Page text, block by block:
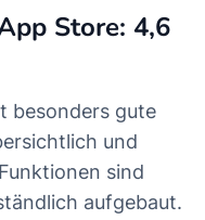
Store: 4,6
besonders gute
und
sind
aufgebaut.